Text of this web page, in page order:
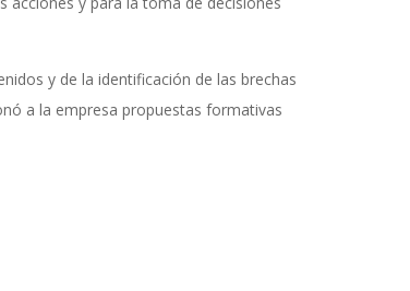
y de la identificación de las brechas
a la empresa propuestas formativas